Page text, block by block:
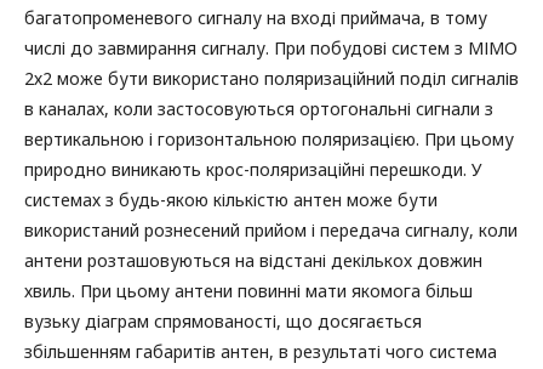
багатопроменевого сигналу на вході приймача, в тому
числі до завмирання сигналу. При побудові систем з МІМО
2х2 може бути використано поляризаційний поділ сигналів
в каналах, коли застосовуються ортогональні сигнали з
вертикальною і горизонтальною поляризацією. При цьому
природно виникають крос-поляризаційні перешкоди. У
системах з будь-якою кількістю антен може бути
використаний рознесений прийом і передача сигналу, коли
антени розташовуються на відстані декількох довжин
хвиль. При цьому антени повинні мати якомога більш
вузьку діаграм спрямованості, що досягається
збільшенням габаритів антен, в результаті чого система